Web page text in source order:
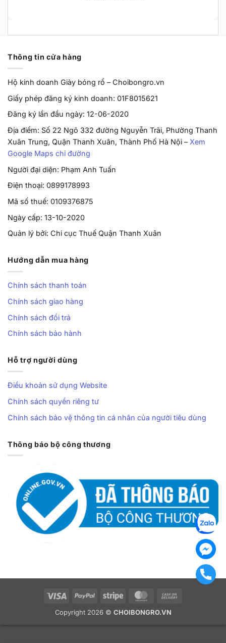
Thông tin cửa hàng
Hộ kinh doanh Giày bóng rổ – Choibongro.vn
Giấy phép đăng ký kinh doanh: 01F8015621
Đăng ký lần đầu ngày: 12-06-2020
Địa điểm: Số 22 Ngõ 332 đường Nguyễn Trãi, Phường Thanh
Xuân Trung, Quận Thanh Xuân, Thành Phố Hà Nội – Xem
Google Maps chỉ đường
Người đại diện: Phạm Anh Tuấn
Điện thoại: 0899178993
Mã số thuế: 0109376875
Ngày cấp: 13-10-2020
Quản lý bởi: Chi cục Thuế Quận Thanh Xuân
Hướng dẫn mua hàng
Chính sách thanh toán
Chính sách giao hàng
Chính sách đổi trả
Chính sách bảo hành
Hỗ trợ người dùng
Điều khoản sử dụng Website
Chính sách quyền riêng tư
Chính sách bảo vệ thông tin cá nhân của người tiêu dùng
Thông báo bộ công thương
Visa PayPal Stripe MasterCard
Copyright 2026 © CHOIBONGRO.VN